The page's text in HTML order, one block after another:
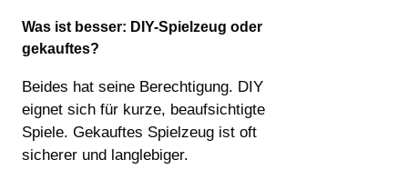
Was ist besser: DIY-Spielzeug oder
gekauftes?
Beides hat seine Berechtigung. DIY
eignet sich für kurze, beaufsichtigte
Spiele. Gekauftes Spielzeug ist oft
sicherer und langlebiger.